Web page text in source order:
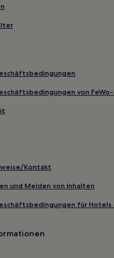
in Villefranche-sur-
in Bron
Frühstück in Lyon
in Lyon
in Bourg-lès-Valence
in Bourg-lès-Valence
in Valence
von
Kontakt
und Melden von Inhalten
für